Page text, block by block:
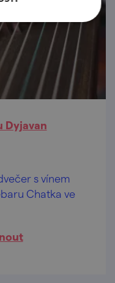
Dyjavan
s vínem
Chatka ve